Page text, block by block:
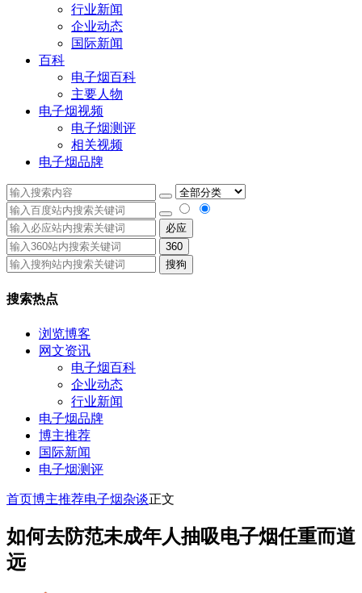
行业新闻
企业动态
国际新闻
百科
电子烟百科
主要人物
电子烟视频
电子烟测评
相关视频
电子烟品牌
必应
360
搜狗
搜索热点
浏览博客
网文资讯
电子烟百科
企业动态
行业新闻
电子烟品牌
博主推荐
国际新闻
电子烟测评
首页博主推荐电子烟杂谈正文
如何去防范未成年人抽吸电子烟任重而道
远